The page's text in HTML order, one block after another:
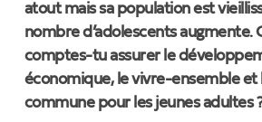
atout mais sa population est
nombre d’adolescents augmente.
comptes-tu assurer le
économique, le vivre-ensemble et
commune pour les jeunes adultes